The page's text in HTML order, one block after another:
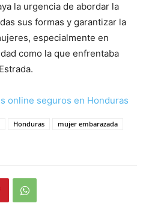
la urgencia de abordar la
sus formas y garantizar la
especialmente en
como la que enfrentaba
online seguros en Honduras
Honduras
mujer embarazada